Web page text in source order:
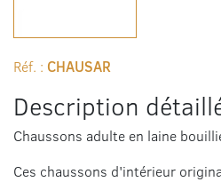
Réf. : CHAUSAR
Description
Chaussons adulte en laine
Ces chaussons d'intérieur